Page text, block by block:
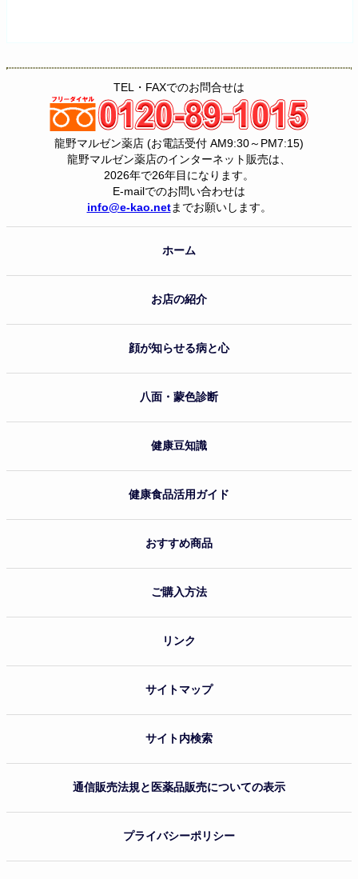
TEL・FAXでのお問合せは
龍野マルゼン薬店 (お電話受付 AM9:30～PM7:15)
龍野マルゼン薬店のインターネット販売は、
2026年で26年目になります。
E-mailでのお問い合わせは
info@e-kao.netまでお願いします。
ホーム
お店の紹介
顔が知らせる病と心
八面・蒙色診断
健康豆知識
健康食品活用ガイド
おすすめ商品
ご購入方法
リンク
サイトマップ
サイト内検索
通信販売法規と医薬品販売についての表示
プライバシーポリシー